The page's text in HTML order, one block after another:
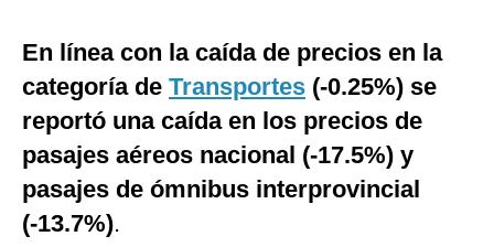
En línea con la caída de precios en la
categoría de Transportes (-0.25%) se
reportó una caída en los precios de
pasajes aéreos nacional (-17.5%) y
pasajes de ómnibus interprovincial
(-13.7%).